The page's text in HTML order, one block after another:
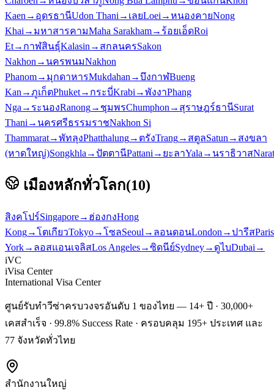
Kaen → อุดรธานีUdon Thani → เลยLoei →หนองคายNong
Khai → มหาสารคามMaha Sarakham→ ร้อยเอ็ดRoi
Et→ กาฬสินธุ์Kalasin → สกลนครSakon
Nakhon → นครพนมNakhon
Phanom→ มุกดาหารMukdahan →บึงกาฬBueng
Kan →ภูเก็ตPhuket→ กระบี่Krabi →พังงาPhang
Nga → ระนองRanong→ ชุมพรChumphon → สุราษฎร์ธานีSurat
Thani → นครศรีธรรมราชNakhon Si
Thammarat→พัทลุงPhatthalung→ ตรังTrang→ สตูลSatun → สงขลา
(หาดใหญ่)Songkhla →ปัตตานีPattani → ยะลาYala → นราธิวาส
เมืองหลักทั่วโลก(10)
สิงคโปร์Singapore→ ฮ่องกงHong
Kong→โตเกียวTokyo→โซลSeoul → ลอนดอนLondon →ปารีสParis
York→ ลอสแอนเจลิสLos Angeles→ซิดนีย์Sydney→ ดูไบDubai →
iVC
iVisa Center
International Visa Center
ศูนย์รับทำวีซ่าครบวงจรอันดับ 1 ของไทย — 14+ ปี · 30,000+
เคสสำเร็จ · 99.8% Success Rate · ครอบคลุม 195+ ประเทศ และ
77 จังหวัดทั่วไทย
สำนักงานใหญ่